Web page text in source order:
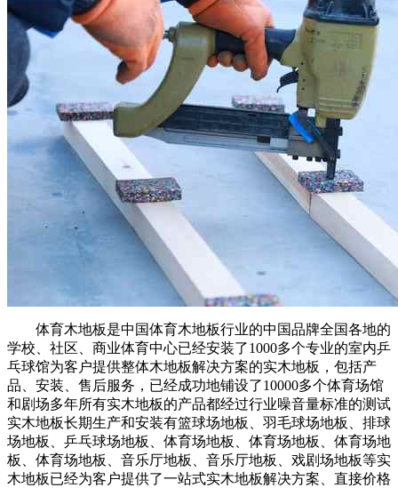
体育木地板是中国体育木地板行业的中国品牌全国各地的
学校、社区、商业体育中心已经安装了1000多个专业的室内乒
乓球馆为客户提供整体木地板解决方案的实木地板，包括产
品、安装、售后服务，已经成功地铺设了10000多个体育场馆
和剧场多年所有实木地板的产品都经过行业噪音量标准的测试
实木地板长期生产和安装有篮球场地板、羽毛球场地板、排球
场地板、乒乓球场地板、体育场地板、体育场地板、体育场地
板、体育场地板、音乐厅地板、音乐厅地板、戏剧场地板等实
木地板已经为客户提供了一站式实木地板解决方案、直接价格